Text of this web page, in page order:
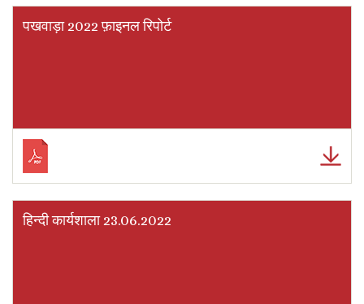
पखवाड़ा 2022 फ़ाइनल रिपोर्ट
हिन्दी कार्यशाला 23.06.2022